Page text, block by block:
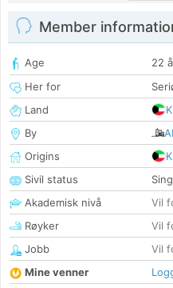
Member
Age
22
Her for
Land
By
Origins
Sivil status
Akademisk nivå
Vil
Røyker
Vil
Jobb
Vil
Mine venner